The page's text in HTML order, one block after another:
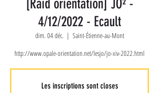
[Raid orientation] JO² -
4/12/2022 - Ecault
dim. 04 déc.
  |
Saint-Étienne-au-Mont
http://www.opale-orientation.net/lesjo/jo-xiv-2022.html
Les inscriptions sont closes